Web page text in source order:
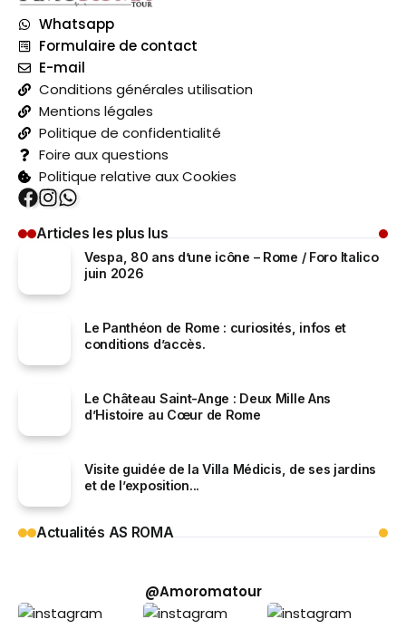
Whatsapp
Formulaire de contact
E-mail
Conditions générales utilisation
Mentions légales
Politique de confidentialité
Foire aux questions
Politique relative aux Cookies
Articles les plus lus
Vespa, 80 ans d’une icône – Rome / Foro Italico
juin 2026
Le Panthéon de Rome : curiosités, infos et
conditions d’accès.
Le Château Saint-Ange : Deux Mille Ans
d’Histoire au Cœur de Rome
Visite guidée de la Villa Médicis, de ses jardins
et de l’exposition...
Actualités AS ROMA
@Amoromatour